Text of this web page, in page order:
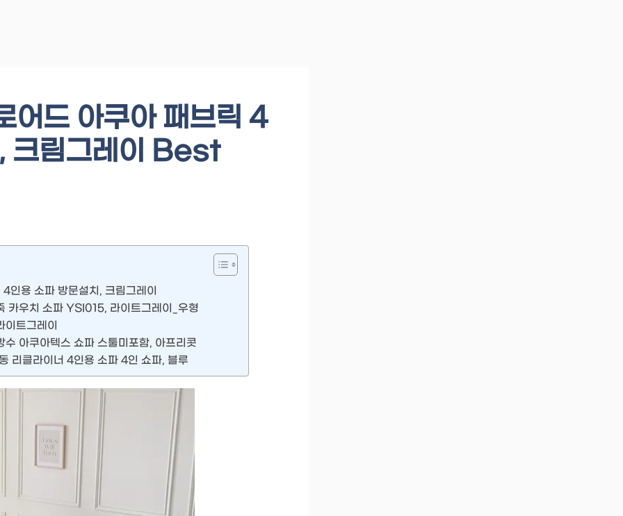
어드 아쿠아 패브릭 4
크림그레이 Best
인용 소파 방문설치, 크림그레이
카우치 소파 YSI015, 라이트그레이_우형
트그레이
아쿠아텍스 쇼파 스툴미포함, 아프리콧
리클라이너 4인용 소파 4인 쇼파, 블루